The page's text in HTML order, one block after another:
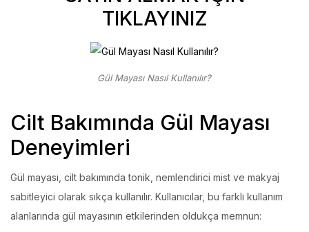
TIKLAYINIZ
Gül Mayası Nasıl Kullanılır?
Cilt Bakımında Gül Mayası
Deneyimleri
Gül mayası, cilt bakımında tonik, nemlendirici mist ve makyaj
sabitleyici olarak sıkça kullanılır. Kullanıcılar, bu farklı kullanım
alanlarında gül mayasının etkilerinden oldukça memnun: